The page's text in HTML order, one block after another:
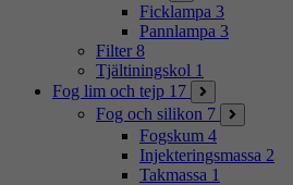
Ficklampa 3
Pannlampa 3
Filter 8
Tjältiningskol 1
Fog lim och tejp 17
Fog och silikon 7
Fogskum 4
Injekteringsmassa 2
Takmassa 1